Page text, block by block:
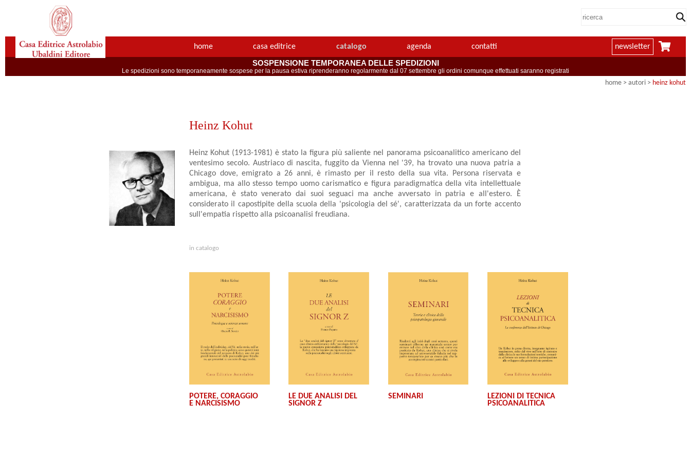
home casa editrice catalogo agenda contatti newsletter
SOSPENSIONE TEMPORANEA DELLE SPEDIZIONI
Le spedizioni sono temporaneamente sospese per la pausa estiva riprenderanno regolarmente dal 07 settembre gli ordini comunque effettuati saranno registrati
home > autori > heinz kohut
Heinz Kohut
Heinz Kohut (1913-1981) è stato la figura più saliente nel panorama psicoanalitico americano del
ventesimo secolo. Austriaco di nascita, fuggito da Vienna nel '39, ha trovato una nuova patria a
Chicago dove, emigrato a 26 anni, è rimasto per il resto della sua vita. Persona riservata e
ambigua, ma allo stesso tempo uomo carismatico e figura paradigmatica della vita intellettuale
americana, è stato venerato dai suoi seguaci ma anche avversato in patria e all'estero. È
considerato il capostipite della scuola della 'psicologia del sé', caratterizzata da un forte accento
sull'empatia rispetto alla psicoanalisi freudiana.
in catalogo
POTERE, CORAGGIO
E NARCISISMO
LE DUE ANALISI DEL
SIGNOR Z
SEMINARI
LEZIONI DI TECNICA
PSICOANALITICA